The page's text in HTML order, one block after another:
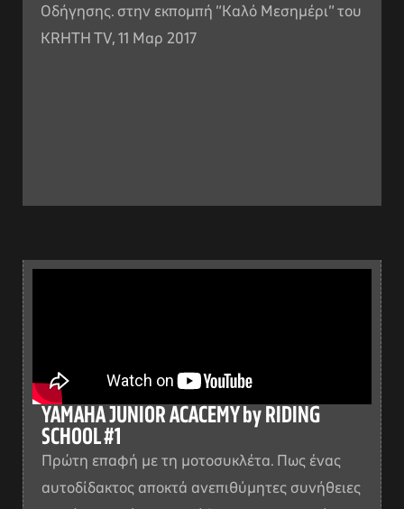
Οδήγησης. στην εκπομπή “Καλό Μεσημέρι” του
ΚRHTH TV, 11 Μαρ 2017
YAMAHA JUNIOR ACACEMY by RIDING
SCHOOL #1
Πρώτη επαφή με τη μοτοσυκλέτα. Πως ένας
αυτοδίδακτος αποκτά ανεπιθύμητες συνήθειες